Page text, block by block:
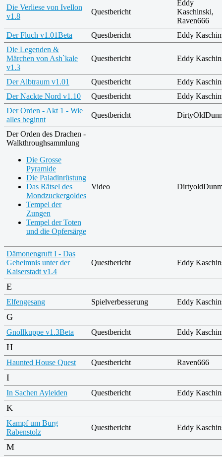
Die Verliese von Ivellon
v1.8
Questbericht
Eddy
Kaschinski,
Raven666
Der Fluch v1.01Beta
Questbericht
Eddy
Die Legenden &
Märchen von Ash`kale
v1.3
Questbericht Eddy
Der Albtraum v1.01 Questbericht
Eddy
Der Nackte Nord v1.10
Questbericht
Eddy
Der Orden - Akt 1 - Wie
alles beginnt
Questbericht
Der Orden des Drachen -
Walkthroughsammlung
Die Grosse
Pyramide
Die Paladinrüstung
Das Rätsel des
Mondzuckergoldes
Tempel der
Zungen
Tempel der Toten
und die Opfersärge
Video
Dämonengruft I - Das
Geheimnis unter der
Kaiserstadt v1.4
Questbericht Eddy
E
Elfengesang Spielverbesserung Eddy
G
Gnollkuppe v1.3Beta Questbericht Eddy
H
Haunted House Quest Questbericht Raven666
I
In Sachen Ayleiden Questbericht Eddy
K
Kampf um Burg
Rabenstolz
Questbericht Eddy
M